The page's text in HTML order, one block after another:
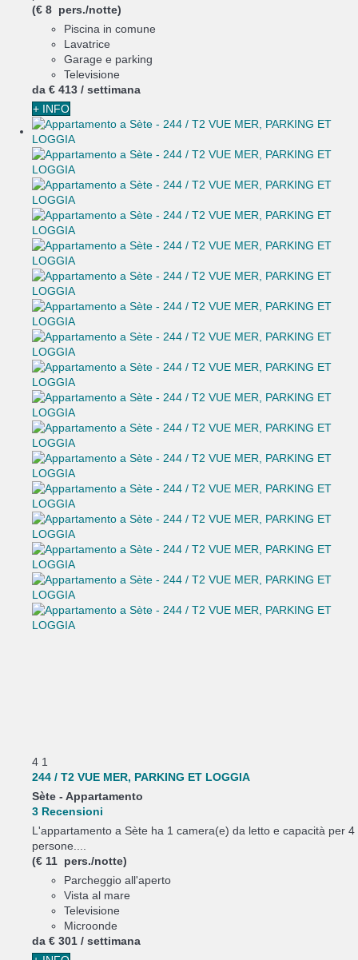
(€ 8 pers./notte)
Piscina in comune
Lavatrice
Garage e parking
Televisione
da € 413 / settimana
+ INFO
4 1
244 / T2 VUE MER, PARKING ET LOGGIA
Sète - Appartamento
3 Recensioni
L'appartamento a Sète ha 1 camera(e) da letto e capacità per 4
persone....
(€ 11 pers./notte)
Parcheggio all'aperto
Vista al mare
Televisione
Microonde
da € 301 / settimana